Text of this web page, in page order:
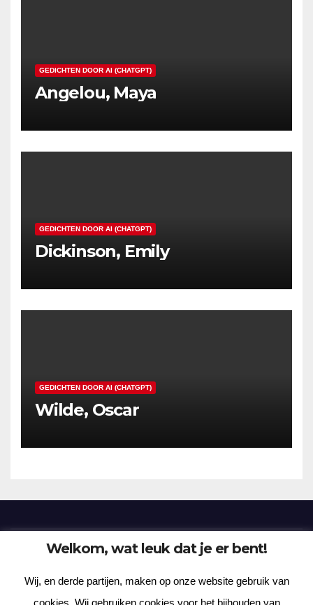
GEDICHTEN DOOR AI (CHATGPT)
Angelou, Maya
GEDICHTEN DOOR AI (CHATGPT)
Dickinson, Emily
GEDICHTEN DOOR AI (CHATGPT)
Wilde, Oscar
Frenzy Plantation
Korte verhalen, kortere gedichten, lange gedachten
Welkom, wat leuk dat je er bent!
Wij, en derde partijen, maken op onze website gebruik van
cookies. Wij gebruiken cookies voor het bijhouden van